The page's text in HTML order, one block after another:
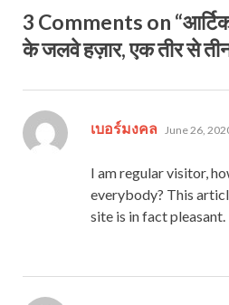
3 Comments on “आर्टिकल
के जलवे हज़ार, एक तीर से
เบอร์มงคล says:
June 26,
I am regular visitor,
everybody? This
site is in fact pleasant.